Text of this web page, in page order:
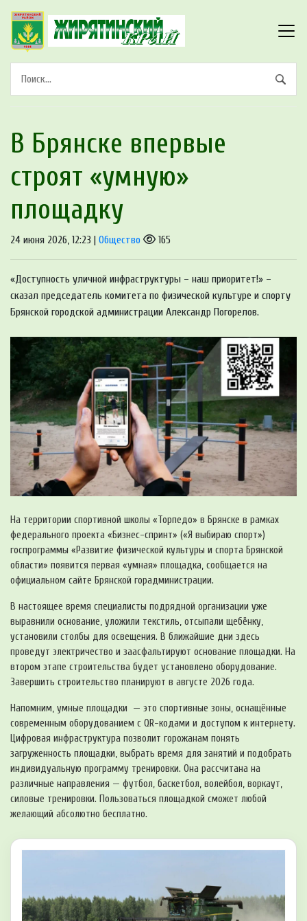
В Брянске впервые
строят «умную»
площадку
24 июня 2026, 12:23 | Общество 165
«Доступность уличной инфраструктуры – наш приоритет!» –
сказал председатель комитета по физической культуре и спорту
Брянской городской администрации Александр Погорелов.
На территории спортивной школы «Торпедо» в Брянске в рамках
федерального проекта «Бизнес-спринт» («Я выбираю спорт»)
госпрограммы «Развитие физической культуры и спорта Брянской
области» появится первая «умная» площадка, сообщается на
официальном сайте Брянской горадминистрации.
В настоящее время специалисты подрядной организации уже
выравнили основание, уложили текстиль, отсыпали щебёнку,
установили столбы для освещения. В ближайшие дни здесь
проведут электричество и заасфальтируют основание площадки. На
втором этапе строительства будет установлено оборудование.
Завершить строительство планируют в августе 2026 года.
Напомним, умные площадки — это спортивные зоны, оснащённые
современным оборудованием с QR-кодами и доступом к интернету.
Цифровая инфраструктура позволит горожанам понять
загруженность площадки, выбрать время для занятий и подобрать
индивидуальную программу тренировки. Она рассчитана на
различные направления — футбол, баскетбол, волейбол, воркаут,
силовые тренировки. Пользоваться площадкой сможет любой
желающий абсолютно бесплатно.